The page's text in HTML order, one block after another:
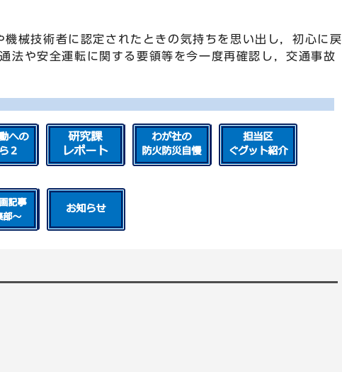
械技術者に認定されたときの気持ちを思い出し，初心に戻
法や安全運転に関する要領等を今一度再確認し，交通事故